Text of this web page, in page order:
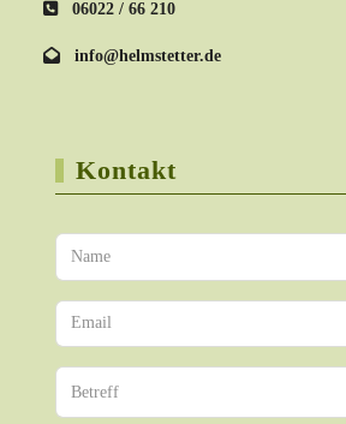
06022 / 66 210
info@helmstetter.de
Kontakt